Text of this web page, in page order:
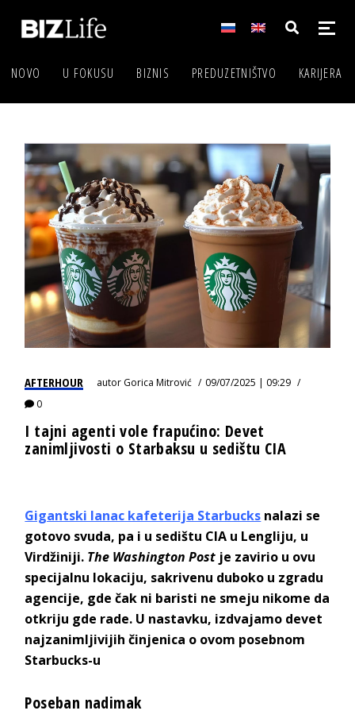
NOVO U FOKUSU BIZNIS PREDUZETNIŠTVO KARIJERA
AFTERHOUR autor Gorica Mitrović
09/07/2025 | 09:29
0
I tajni agenti vole frapućino: Devet
zanimljivosti o Starbaksu u sedištu CIA
Gigantski lanac kafeterija Starbucks nalazi se
gotovo svuda, pa i u sedištu CIA u Lengliju, u
Virdžiniji. The Washington Post je zavirio u ovu
specijalnu lokaciju, sakrivenu duboko u zgradu
agencije, gde čak ni baristi ne smeju nikome da
otkriju gde rade. U nastavku, izdvajamo devet
najzanimljivijih činjenica o ovom posebnom
Starbucks-u
Poseban nadimak